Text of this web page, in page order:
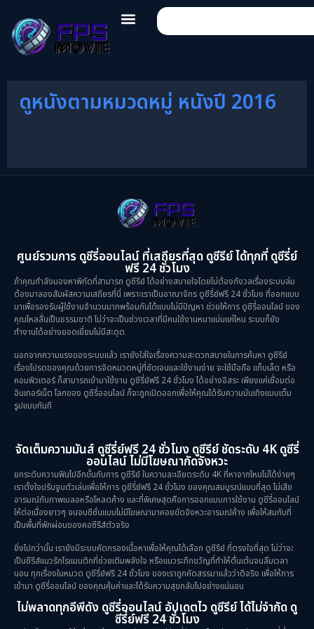
ดูหนังตามหมวดหมู่ หนังปี 2016
ศูนย์รวมการ ดูซีรี่ออนไลน์ ที่เสถียรที่สุด ดูซีรีย์ ได้ทุกที่ ดูซีรี่ย์
ฟรี 24 ชั่วโมง
ถ้าคุณกำลังมองหาพิกัดที่สามารถ ดูซีรีย์ ได้อย่างสบายใจโดยไม่ต้องกังวลเรื่องระบบล่ม
ต้องมาลองสัมผัสความเสถียรที่นี่ เพราะเราเป็นอาณาจักร ดูซีรี่ย์ฟรี 24 ชั่วโมง ที่ออกแบบ
มาเพื่อรองรับผู้ใช้งานจำนวนมากพร้อมกันได้แบบไม่มีปัญหา ช่วยให้การ ดูซีรี่ออนไลน์ ของ
คุณไหลลื่นเป็นธรรมชาติ ไม่ว่าจะเป็นช่วงเวลาที่มีคนใช้งานหนาแน่นแค่ไหน ระบบก็ยัง
ทำงานได้อย่างยอดเยี่ยมไม่มีสะดุด
นอกจากความแรงของระบบแล้ว เรายังใส่ใจเรื่องความสะดวกสบายในการค้นหา ดูซีรีย์
เรื่องโปรดของคุณด้วยการจัดหมวดหมู่ที่ชัดเจนและใช้งานง่าย จะใช้มือถือ แท็บเล็ต หรือ
คอมพิวเตอร์ ก็สามารถเข้ามาใช้งาน ดูซีรี่ย์ฟรี 24 ชั่วโมง ได้อย่างอิสระ เพียงแค่เชื่อมต่อ
อินเทอร์เน็ต โลกของ ดูซีรี่ออนไลน์ ก็จะถูกเปิดออกเพื่อให้คุณได้รับความบันเทิงแบบเต็ม
รูปแบบทันที
จัดเต็มความมันส์ ดูซีรี่ย์ฟรี 24 ชั่วโมง ดูซีรีย์ ชัดระดับ 4K ดูซีรี่
ออนไลน์ ไม่มีโฆษณากัดจังหวะ
ยกระดับความฟินไปอีกขั้นกับการ ดูซีรีย์ ในความละเอียดระดับ 4K ที่หาจากไหนไม่ได้ง่ายๆ
เราตั้งใจปรับจูนตัวเล่นเพื่อให้การ ดูซีรี่ย์ฟรี 24 ชั่วโมง ของคุณสมบูรณ์แบบที่สุด ไม่เสีย
อารมณ์กับภาพเบลอหรือโหลดค้าง และที่พิเศษสุดคือการออกแบบการใช้งาน ดูซีรี่ออนไลน์
ให้ต่อเนื่องยาวๆ จนจบซีซั่นแบบไม่มีโฆษณามาคอยขัดจังหวะอารมณ์ค้าง เพื่อให้สมกับที่
เป็นพื้นที่พักผ่อนของคอซีรีส์ตัวจริง
ยิ่งไปกว่านั้น เรายังมีระบบคัดกรองเนื้อหาเพื่อให้คุณได้เลือก ดูซีรีย์ ที่ตรงใจที่สุด ไม่ว่าจะ
เป็นซีรีส์แนวรักโรแมนติกที่ช่วยเติมพลังใจ หรือแนวระทึกขวัญที่ทำให้ตื่นเต้นจนลืมเวลา
นอน ทุกเรื่องในหมวด ดูซีรี่ย์ฟรี 24 ชั่วโมง ของเราถูกคัดสรรมาแล้วว่าดีจริง เพื่อให้การ
เข้ามา ดูซีรี่ออนไลน์ ของคุณคุ้มค่าและได้รับความสุขกลับไปอย่างแน่นอน
ไม่พลาดทุกอีพีดัง ดูซีรี่ออนไลน์ อัปเดตไว ดูซีรีย์ ได้ไม่จำกัด ดู
ซีรี่ย์ฟรี 24 ชั่วโมง